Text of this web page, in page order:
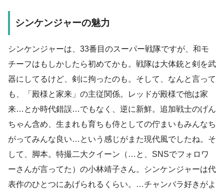
シンケンジャーの魅力
シンケンジャーは、33番目のスーパー戦隊ですが、和モ
チーフはもしかしたら初めてかも。戦隊は大体銃と剣を武
器にしてるけど、剣に拘ったのも。そして、なんと言って
も、「殿様と家来」の主従関係。レッドが殿様で他は家
来…とか時代錯誤…でもなく、逆に新鮮。追加戦士のげん
ちゃん含め、生まれも育ちも侍としての佇まいもみんなち
がってみんな良い…という感じがまた現代風でしたね。そ
して、脚本。特撮二大クイーン（…と、SNSでフォロワ
ーさんが言ってた）の小林靖子さん。シンケンジャーは代
表作のひとつにあげられるくらい。…チャンバラ好きがよ